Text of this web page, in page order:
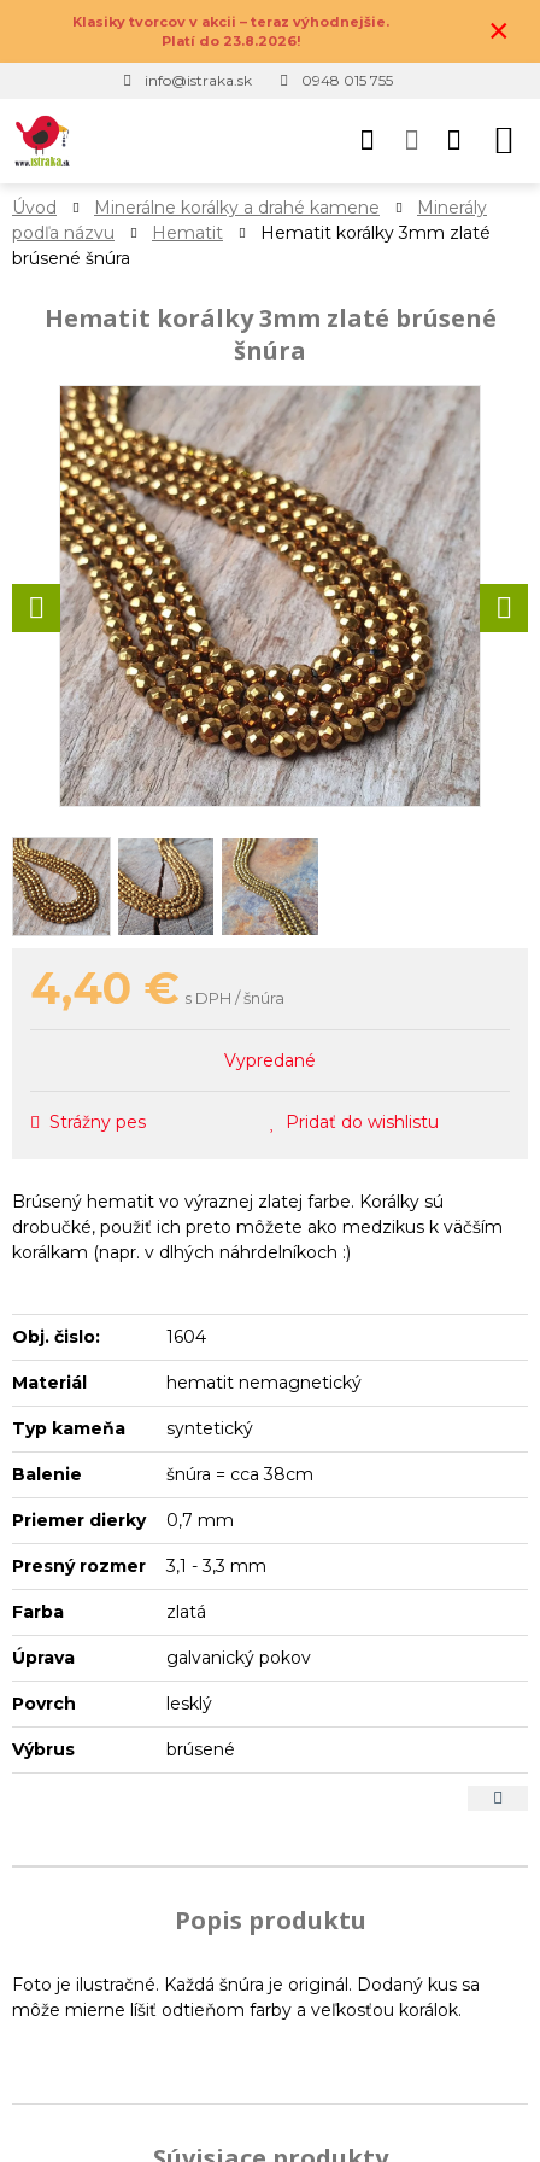
Klasiky tvorcov v akcii – teraz výhodnejšie.
Platí do 23.8.2026!
×
info@istraka.sk 0948 015 755
Úvod Minerálne korálky a drahé kamene
Minerály
podľa názvu
Hematit
Hematit korálky 3mm zlaté
brúsené šnúra
Hematit korálky 3mm zlaté brúsené
šnúra
4,40 € s DPH / šnúra
Vypredané
Strážny pes Pridať do wishlistu
Brúsený hematit vo výraznej zlatej farbe. Korálky sú
drobučké, použiť ich preto môžete ako medzikus k väčším
korálkam (napr. v dlhých náhrdelníkoch :)
Obj. čislo: 1604
Materiál hematit nemagnetický
Typ kameňa syntetický
Balenie šnúra = cca 38cm
Priemer dierky 0,7 mm
Presný rozmer 3,1 - 3,3 mm
Farba zlatá
Úprava galvanický pokov
Povrch lesklý
Výbrus brúsené
Popis produktu
Foto je ilustračné. Každá šnúra je originál. Dodaný kus sa
môže mierne líšiť odtieňom farby a veľkosťou korálok.